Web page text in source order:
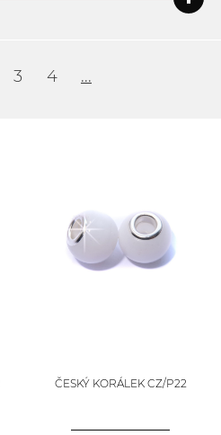
3 4 ...
ČESKÝ KORÁLEK CZ/P22